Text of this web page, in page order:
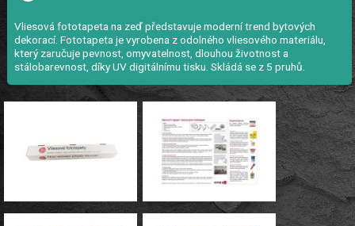
Vliesová fototapeta na zeď představuje moderní trend bytových
dekorací. Fototapeta je vyrobena z odolného vliesového materiálu,
který zaručuje pevnost, omyvatelnost, dlouhou životnost a
stálobarevnost, díky UV digitálnímu tisku. Skládá se z 5 pruhů.